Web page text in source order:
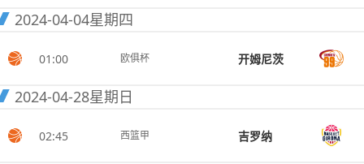
2024-04-04星期四
01:00 欧俱杯 开姆尼茨
2024-04-28星期日
02:45 西篮甲 吉罗纳